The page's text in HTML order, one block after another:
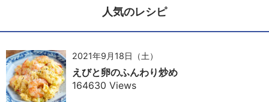
人気のレシピ
2021年9月18日（土）
えびと卵のふんわり炒め
164630 Views